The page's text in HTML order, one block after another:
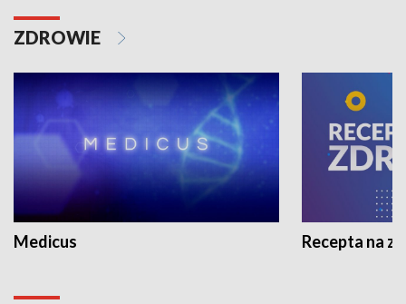
ZDROWIE
Medicus Recepta na